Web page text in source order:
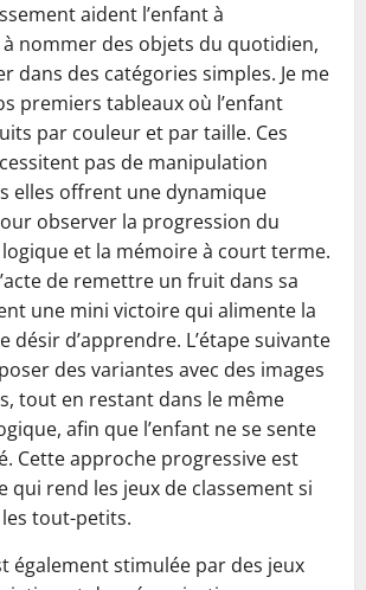
aident l’enfant à
nommer des objets du quotidien,
dans des catégories simples. Je me
premiers tableaux où l’enfant
par couleur et par taille. Ces
pas de manipulation
elles offrent une dynamique
observer la progression du
et la mémoire à court terme.
de remettre un fruit dans sa
une mini victoire qui alimente la
désir d’apprendre. L’étape suivante
des variantes avec des images
tout en restant dans le même
afin que l’enfant ne se sente
Cette approche progressive est
qui rend les jeux de classement si
tout-petits.
également stimulée par des jeux